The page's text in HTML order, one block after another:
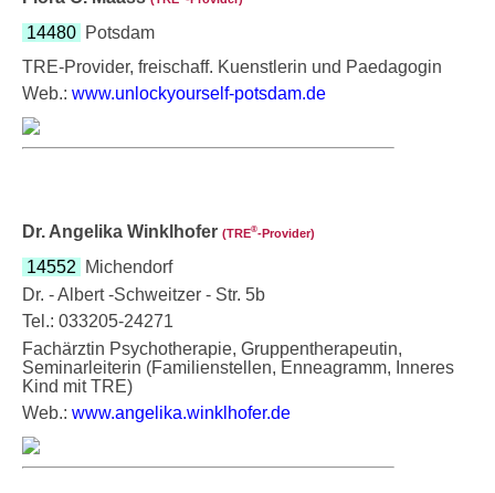
14480 Potsdam
TRE-Provider, freischaff. Kuenstlerin und Paedagogin
Web.: www.unlockyourself-potsdam.de
Dr. Angelika Winklhofer (TRE®‑Provider)
14552
Michendorf
Dr. - Albert -Schweitzer - Str. 5b
Tel.: 033205-24271
Fachärztin Psychotherapie, Gruppentherapeutin,
Seminarleiterin (Familienstellen, Enneagramm, Inneres
Kind mit TRE)
Web.: www.angelika.winklhofer.de